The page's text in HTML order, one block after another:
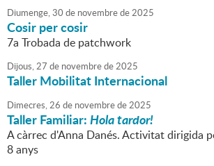
Diumenge,30 de novembrede2025
Cosir per cosir
7a Trobada de patchwork
Dijous,27 de novembrede2025
Taller Mobilitat Internacional
Dimecres,26 de novembrede2025
Taller Familiar:Hola tardor!
A càrrec d'Anna Danés. Activitat dirigida
8 anys